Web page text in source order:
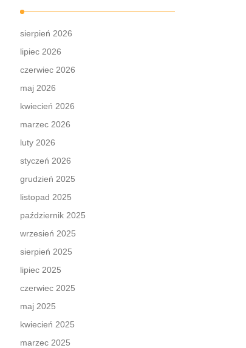
sierpień 2026
lipiec 2026
czerwiec 2026
maj 2026
kwiecień 2026
marzec 2026
luty 2026
styczeń 2026
grudzień 2025
listopad 2025
październik 2025
wrzesień 2025
sierpień 2025
lipiec 2025
czerwiec 2025
maj 2025
kwiecień 2025
marzec 2025